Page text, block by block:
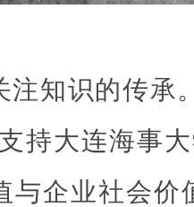
注知识的传承
持大连海事
与企业社会价